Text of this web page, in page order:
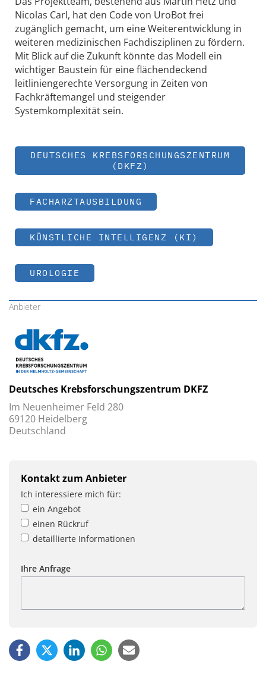
Nicolas Carl, hat den Code von UroBot frei
zugänglich gemacht, um eine Weiterentwicklung in
weiteren medizinischen Fachdisziplinen zu fördern.
Mit Blick auf die Zukunft könnte das Modell ein
wichtiger Baustein für eine flächendeckend
leitliniengerechte Versorgung in Zeiten von
Fachkräftemangel und steigender
Systemkomplexität sein.
DEUTSCHES KREBSFORSCHUNGSZENTRUM
(DKFZ)
FACHARZTAUSBILDUNG
KÜNSTLICHE INTELLIGENZ (KI)
UROLOGIE
Anbieter
Deutsches Krebsforschungszentrum DKFZ
Im Neuenheimer Feld 280
69120 Heidelberg
Deutschland
Kontakt zum Anbieter
Ich interessiere mich für:
ein Angebot
einen Rückruf
detaillierte Informationen
Ihre Anfrage